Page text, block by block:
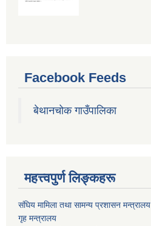
Facebook Feeds
बेथानचोक गाउँपालिका
महत्त्वपुर्ण लिङ्कहरू
संघिय मामिला तथा सामन्य प्रशासन मन्त्रालय
गृह मन्त्रालय